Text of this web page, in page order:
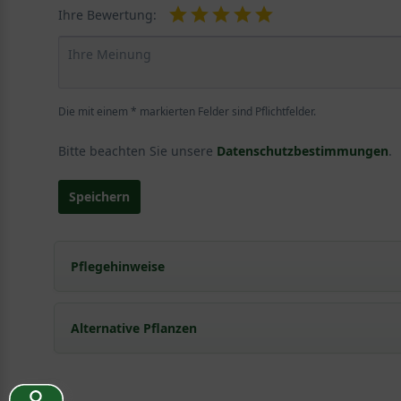
Ihre Bewertung:
Die mit einem * markierten Felder sind Pflichtfelder.
Bitte beachten Sie unsere Datenschutzbestimmungen.
Speichern
Pflegehinweise
Pflanz- und Pflegetipps Prunus pumila depressa
Alternative Pflanzen